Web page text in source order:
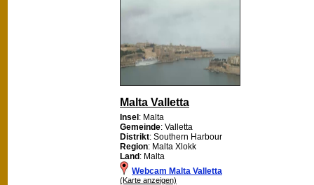
Malta Valletta
Insel: Malta
Gemeinde: Valletta
Distrikt: Southern Harbour
Region: Malta Xlokk
Land: Malta
Webcam Malta Valletta
(Karte anzeigen)